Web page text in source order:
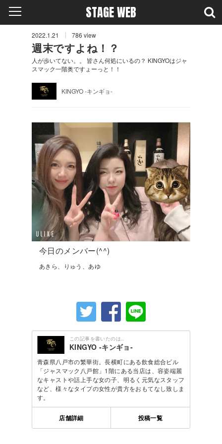
STAGE WEB
2022.1.21 786 view
週末ですよね！？
人が歩いてない。。 皆さん何処にいるの？ KINGYOはジャ
スマック一階奥ですょーっと！！
KINGYO -キンギョ-
今日のメンバー(^^)
あきら、りゅう、あゆ
この記事を書いたのは..
KINGYO -キンギョ-
青森県八戸市の繁華街。長横町にある飲食総合ビル
「ジャスマック八戸館」1階にある当店は、容姿端麗
なキャストや話上手な女の子、明るく元気なスタッフ
など、様々なタイプの女性が貴方をおもてなし致しま
す。
店舗詳細 投稿一覧